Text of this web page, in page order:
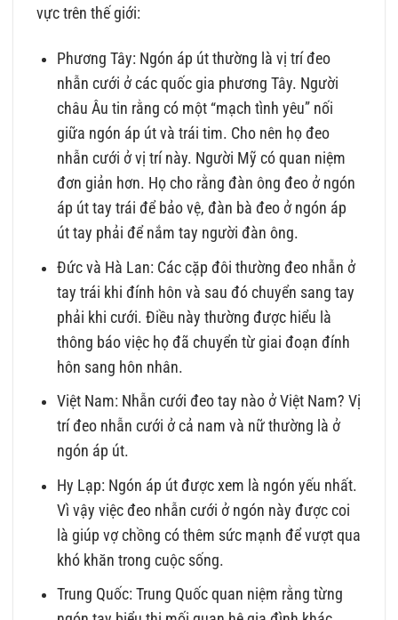
vực trên thế giới:
Phương Tây: Ngón áp út thường là vị trí đeo
nhẫn cưới ở các quốc gia phương Tây. Người
châu Âu tin rằng có một “mạch tình yêu” nối
giữa ngón áp út và trái tim. Cho nên họ đeo
nhẫn cưới ở vị trí này. Người Mỹ có quan niệm
đơn giản hơn. Họ cho rằng đàn ông đeo ở ngón
áp út tay trái để bảo vệ, đàn bà đeo ở ngón áp
út tay phải để nắm tay người đàn ông.
Đức và Hà Lan: Các cặp đôi thường đeo nhẫn ở
tay trái khi đính hôn và sau đó chuyển sang tay
phải khi cưới. Điều này thường được hiểu là
thông báo việc họ đã chuyển từ giai đoạn đính
hôn sang hôn nhân.
Việt Nam: Nhẫn cưới đeo tay nào ở Việt Nam? Vị
trí đeo nhẫn cưới ở cả nam và nữ thường là ở
ngón áp út.
Hy Lạp: Ngón áp út được xem là ngón yếu nhất.
Vì vậy việc đeo nhẫn cưới ở ngón này được coi
là giúp vợ chồng có thêm sức mạnh để vượt qua
khó khăn trong cuộc sống.
Trung Quốc: Trung Quốc quan niệm rằng từng